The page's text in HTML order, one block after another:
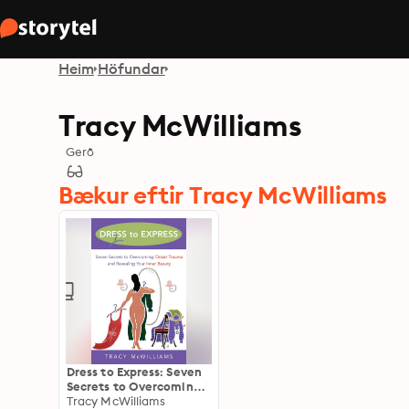
Heim Höfundar
Tracy McWilliams
Gerð
Bækur eftir Tracy McWilliams
Dress to Express: Seven
Secrets to Overcoming
Closet Trauma and
Tracy McWilliams